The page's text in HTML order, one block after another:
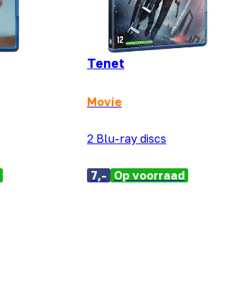
Tenet
Movie
2 Blu-ray discs
7,- Op voorraad